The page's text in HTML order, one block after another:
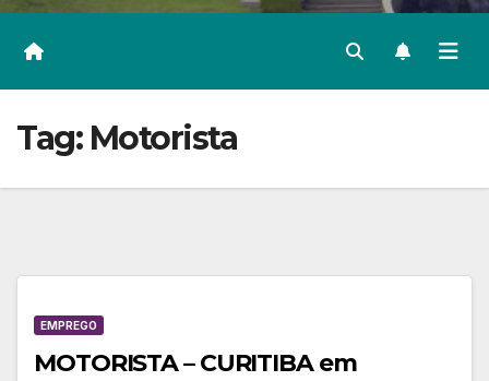
Tag: Motorista
EMPREGO
MOTORISTA – CURITIBA em